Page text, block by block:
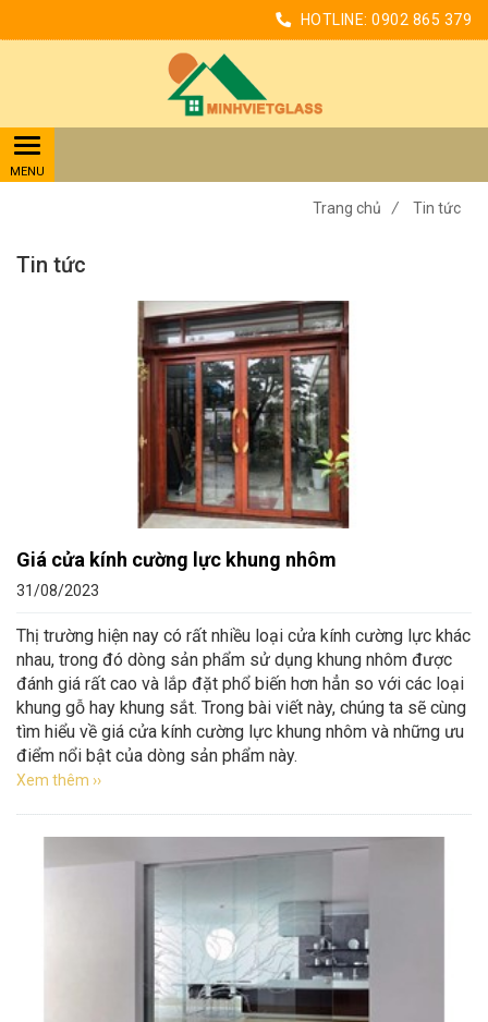
HOTLINE: 0902 865 379
Trang chủ / Tin tức
Tin tức
Giá cửa kính cường lực khung nhôm
31/08/2023
Thị trường hiện nay có rất nhiều loại cửa kính cường lực khác
nhau, trong đó dòng sản phẩm sử dụng khung nhôm được
đánh giá rất cao và lắp đặt phổ biến hơn hẳn so với các loại
khung gỗ hay khung sắt. Trong bài viết này, chúng ta sẽ cùng
tìm hiểu về giá cửa kính cường lực khung nhôm và những ưu
điểm nổi bật của dòng sản phẩm này.
Xem thêm ››